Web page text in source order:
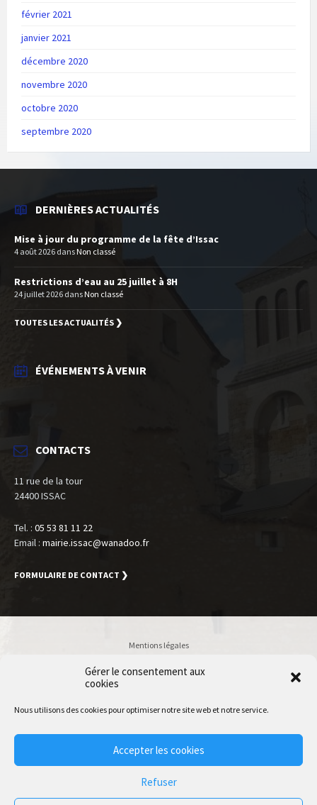
Gérer le consentement aux
cookies
Nous utilisons des cookies pour optimiser notre site web et notre service.
Accepter les cookies
Refuser
février 2021
janvier 2021
décembre 2020
novembre 2020
octobre 2020
septembre 2020
DERNIÈRES ACTUALITÉS
Mise à jour du programme de la fête d’Issac
4 août 2026 dansNon classé
Restrictions d’eau au 25 juillet à 8H
24 juillet 2026 dansNon classé
TOUTES LES ACTUALITÉS ❯
ÉVÉNEMENTS À VENIR
CONTACTS
11 rue de la tour
24400 ISSAC
Tel. : 05 53 81 11 22
Email : mairie.issac@wanadoo.fr
FORMULAIRE DE CONTACT ❯
Mentions légales